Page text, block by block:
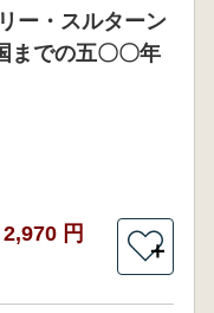
ー・スルターン
までの五〇〇年
2,970 円
＋